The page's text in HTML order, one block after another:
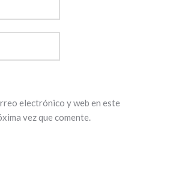
electrónico y web en este
vez que comente.